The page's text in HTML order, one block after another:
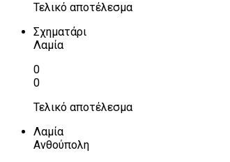
Τελικό αποτέλεσμα
Σχηματάρι
Λαμία
0
0
Τελικό αποτέλεσμα
Λαμία
Ανθούπολη